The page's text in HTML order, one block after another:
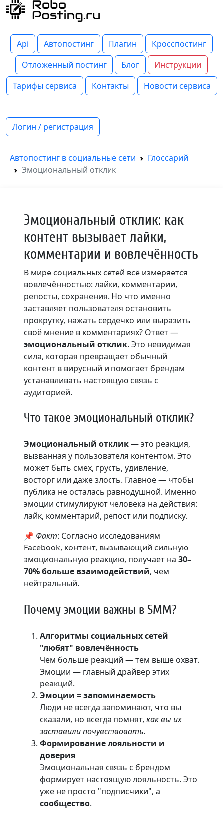
Api Автопостинг Плагин
Кросспостинг
Отложенный постинг
Блог
Инструкции
Тарифы сервиса
Контакты Новости сервиса
Логин / регистрация
Автопостинг в социальные сети
Глоссарий
Эмоциональный отклик
Эмоциональный отклик: как
контент вызывает лайки,
комментарии и вовлечённость
В мире социальных сетей всё измеряется
вовлечённостью: лайки, комментарии,
репосты, сохранения. Но что именно
заставляет пользователя остановить
прокрутку, нажать сердечко или выразить
своё мнение в комментариях? Ответ —
эмоциональный отклик. Это невидимая
сила, которая превращает обычный
контент в вирусный и помогает брендам
устанавливать настоящую связь с
аудиторией.
Что такое эмоциональный отклик?
Эмоциональный отклик— это реакция,
вызванная у пользователя контентом. Это
может быть смех, грусть, удивление,
восторг или даже злость. Главное — чтобы
публика не осталась равнодушной. Именно
эмоции стимулируют человека на действия:
лайк, комментарий, репост или подписку.
📌 Факт: Согласно исследованиям
Facebook, контент, вызывающий сильную
эмоциональную реакцию, получает на 30–
70% больше взаимодействий, чем
нейтральный.
Почему эмоции важны в SMM?
Алгоритмы социальных сетей
"любят" вовлечённость
Чем больше реакций — тем выше охват.
Эмоции — главный драйвер этих
реакций.
Эмоции = запоминаемость
Люди не всегда запоминают, что вы
сказали, но всегда помнят, как вы их
заставили почувствовать.
Формирование лояльности и
доверия
Эмоциональная связь с брендом
формирует настоящую лояльность. Это
уже не просто "подписчики", а
сообщество.